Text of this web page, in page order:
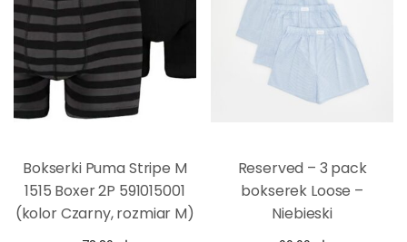
Bokserki Puma Stripe M
1515 Boxer 2P 591015001
(kolor Czarny, rozmiar M)
Reserved – 3 pack
bokserek Loose –
Niebieski